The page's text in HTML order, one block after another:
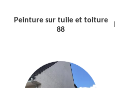
Peinture sur tuile et toiture
88